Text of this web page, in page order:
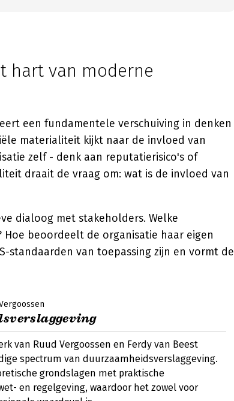
hart van moderne
een fundamentele verschuiving in denken
materialiteit kijkt naar de invloed van
zelf - denk aan reputatierisico's of
draait de vraag om: wat is de invloed van
dialoog met stakeholders. Welke
beoordeelt de organisatie haar eigen
standaarden van toepassing zijn en vormt de
van Ruud Vergoossen en Ferdy van Beest
spectrum van duurzaamheidsverslaggeving.
grondslagen met praktische
en regelgeving, waardoor het zowel voor